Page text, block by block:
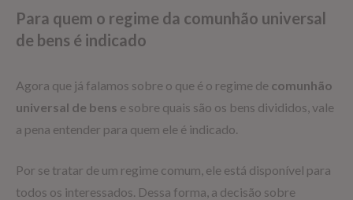
Para quem o regime da comunhão universal
de bens é indicado
Agora que já falamos sobre o que é o regime de comunhão
universal de bens e sobre quais são os bens divididos, vale
a pena entender para quem ele é indicado.
Por se tratar de um regime comum, ele está disponível para
todos os interessados. Dessa forma, a decisão sobre